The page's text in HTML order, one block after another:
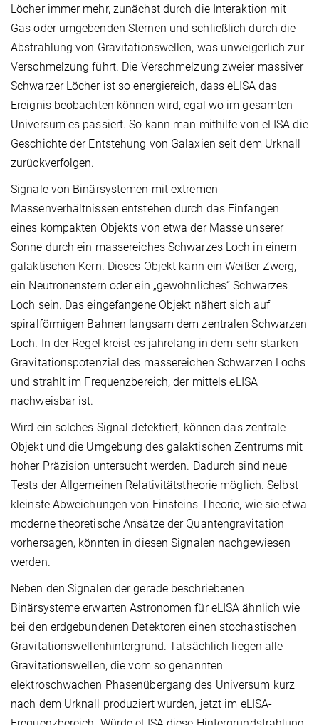
Löcher immer mehr, zunächst durch die Interaktion mit
Gas oder umgebenden Sternen und schließlich durch die
Abstrahlung von Gravitationswellen, was unweigerlich zur
Verschmelzung führt. Die Verschmelzung zweier massiver
Schwarzer Löcher ist so energiereich, dass eLISA das
Ereignis beobachten können wird, egal wo im gesamten
Universum es passiert. So kann man mithilfe von eLISA die
Geschichte der Entstehung von Galaxien seit dem Urknall
zurückverfolgen.
Signale von Binärsystemen mit extremen
Massenverhältnissen entstehen durch das Einfangen
eines kompakten Objekts von etwa der Masse unserer
Sonne durch ein massereiches Schwarzes Loch in einem
galaktischen Kern. Dieses Objekt kann ein Weißer Zwerg,
ein Neutronenstern oder ein „gewöhnliches“ Schwarzes
Loch sein. Das eingefangene Objekt nähert sich auf
spiralförmigen Bahnen langsam dem zentralen Schwarzen
Loch. In der Regel kreist es jahrelang in dem sehr starken
Gravitationspotenzial des massereichen Schwarzen Lochs
und strahlt im Frequenzbereich, der mittels eLISA
nachweisbar ist.
Wird ein solches Signal detektiert, können das zentrale
Objekt und die Umgebung des galaktischen Zentrums mit
hoher Präzision untersucht werden. Dadurch sind neue
Tests der Allgemeinen Relativitätstheorie möglich. Selbst
kleinste Abweichungen von Einsteins Theorie, wie sie etwa
moderne theoretische Ansätze der Quantengravitation
vorhersagen, könnten in diesen Signalen nachgewiesen
werden.
Neben den Signalen der gerade beschriebenen
Binärsysteme erwarten Astronomen für eLISA ähnlich wie
bei den erdgebundenen Detektoren einen stochastischen
Gravitationswellenhintergrund. Tatsächlich liegen alle
Gravitationswellen, die vom so genannten
elektroschwachen Phasenübergang des Universum kurz
nach dem Urknall produziert wurden, jetzt im eLISA-